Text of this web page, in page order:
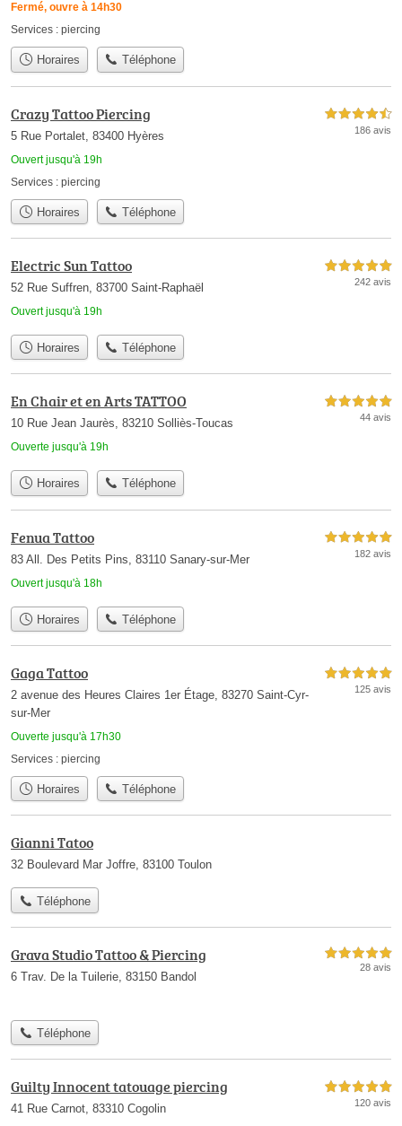
Fermé, ouvre à 14h30
Services : piercing
Horaires Téléphone
Crazy Tattoo Piercing
5 Rue Portalet, 83400 Hyères
Ouvert jusqu'à 19h
4,5 étoiles sur 5
186 avis
Services : piercing
Horaires Téléphone
Electric Sun Tattoo
52 Rue Suffren, 83700 Saint-Raphaël
Ouvert jusqu'à 19h
5,0 étoiles sur 5
242 avis
Horaires Téléphone
En Chair et en Arts TATTOO
10 Rue Jean Jaurès, 83210 Solliès-Toucas
Ouverte jusqu'à 19h
5,0 étoiles sur 5
44 avis
Horaires Téléphone
Fenua Tattoo
83 All. Des Petits Pins, 83110 Sanary-sur-Mer
Ouvert jusqu'à 18h
5,0 étoiles sur 5
182 avis
Horaires Téléphone
Gaga Tattoo
2 avenue des Heures Claires 1er Étage, 83270 Saint-Cyr-
sur-Mer
Ouverte jusqu'à 17h30
5,0 étoiles sur 5
125 avis
Services : piercing
Horaires Téléphone
Gianni Tatoo
32 Boulevard Mar Joffre, 83100 Toulon
Téléphone
Grava Studio Tattoo & Piercing
6 Trav. De la Tuilerie, 83150 Bandol
5,0 étoiles sur 5
28 avis
Téléphone
Guilty Innocent tatouage piercing
41 Rue Carnot, 83310 Cogolin
5,0 étoiles sur 5
120 avis